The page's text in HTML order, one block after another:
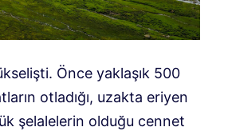
Önce yaklaşık 500
otladığı, uzakta eriyen
şelalelerin olduğu cennet